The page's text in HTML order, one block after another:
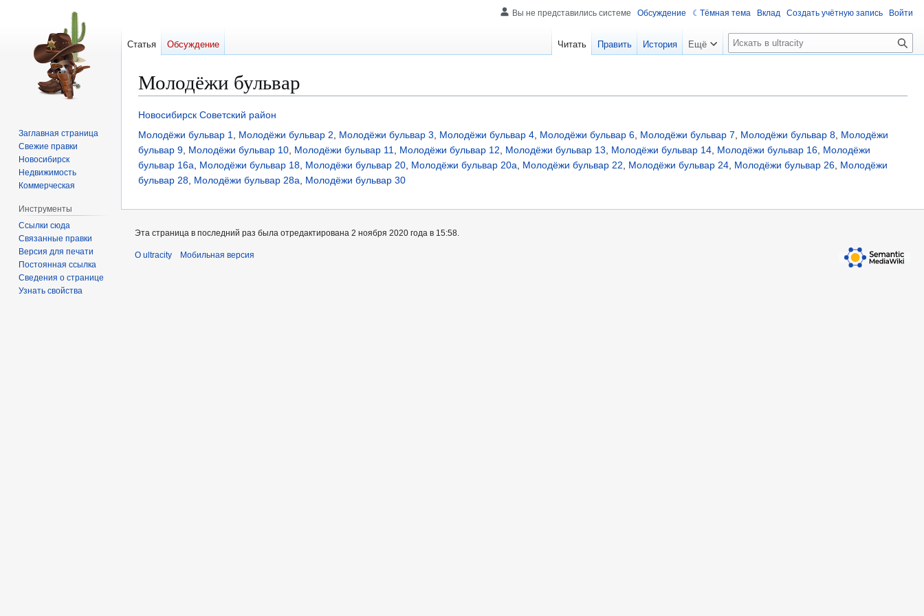
Молодёжи бульвар
Перейти
к
навигации
Перейти
к
поиску
Новосибирск Советский район
Молодёжи бульвар 1, Молодёжи бульвар 2, Молодёжи бульвар 3, Молодёжи бульвар 4, Молодёжи бульвар 6, Молодёжи бульвар 7, Молодёжи бульвар 8, Молодёжи
бульвар 9, Молодёжи бульвар 10, Молодёжи бульвар 11, Молодёжи бульвар 12, Молодёжи бульвар 13, Молодёжи бульвар 14, Молодёжи бульвар 16, Молодёжи
бульвар 16а, Молодёжи бульвар 18, Молодёжи бульвар 20, Молодёжи бульвар 20а, Молодёжи бульвар 22, Молодёжи бульвар 24, Молодёжи бульвар 26, Молодёжи
бульвар 28, Молодёжи бульвар 28а, Молодёжи бульвар 30
Вы не представились системе Обсуждение Тёмная тема Вклад Создать учётную запись Войти
Статья Обсуждение Читать Править История Ещё
П
о
к
Заглавная страница
Свежие правки
Новосибирск
Недвижимость
Коммерческая
Инструменты
Ссылки сюда
Связанные правки
Версия для печати
Постоянная ссылка
Сведения о странице
Узнать свойства
Эта страница в последний раз была отредактирована 2 ноября 2020 года в 15:58.
О ultracity Мобильная версия